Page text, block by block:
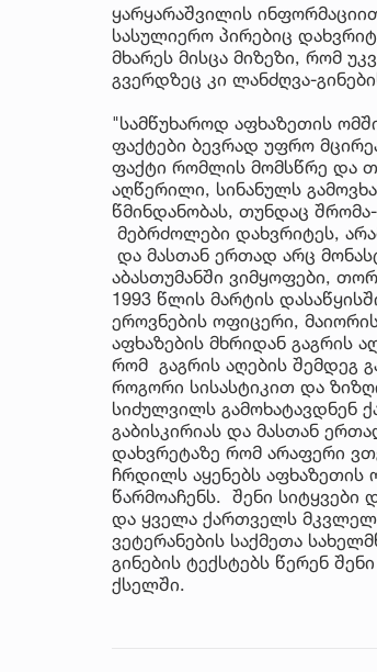
ყარყარაშვილის
სასულიერო პირებიც
მხარეს მისცა მიზეზი, რომ
გვერდზეც კი ლანძღვა-
"სამწუხაროდ აფხაზეთის
ფაქტები ბევრად უფრო
ფაქტი რომლის მომსწრე და
აღწერილი, სინანულს
წმინდანობას, თუნდაც
მებრძოლები დახვრიტეს,
და მასთან ერთად არც
აბასთუმანში ვიმყოფები,
1993 წლის მარტის
ეროვნების ოფიცერი,
აფხაზების მხრიდან გაგრის
რომ გაგრის აღების შემდეგ
როგორი სისასტიკით და
სიძულვილს გამოხატავდნენ
გაბისკირიას და მასთან
დახვრეტაზე რომ არაფერი
ჩრდილს აყენებს
წარმოაჩენს. შენი სიტყვები
და ყველა ქართველს
ვეტერანების საქმეთა
გინების ტექსტებს წერენ
ქსელში.